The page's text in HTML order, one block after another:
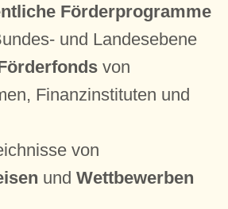
Förderprogramme
und Landesebene
von
Finanzinstituten und
von
und Wettbewerben